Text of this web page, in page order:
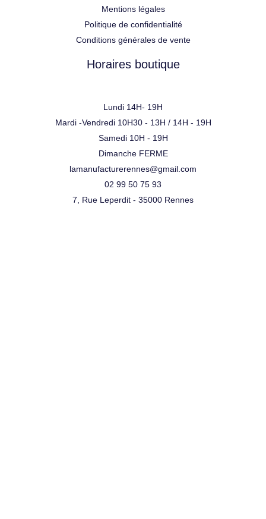
Mentions légales
Politique de confidentialité
Conditions générales de vente
Horaires boutique
Lundi 14H- 19H
Mardi -Vendredi 10H30 - 13H / 14H - 19H
Samedi 10H - 19H
Dimanche FERME
lamanufacturerennes@gmail.com
02 99 50 75 93
7, Rue Leperdit - 35000 Rennes